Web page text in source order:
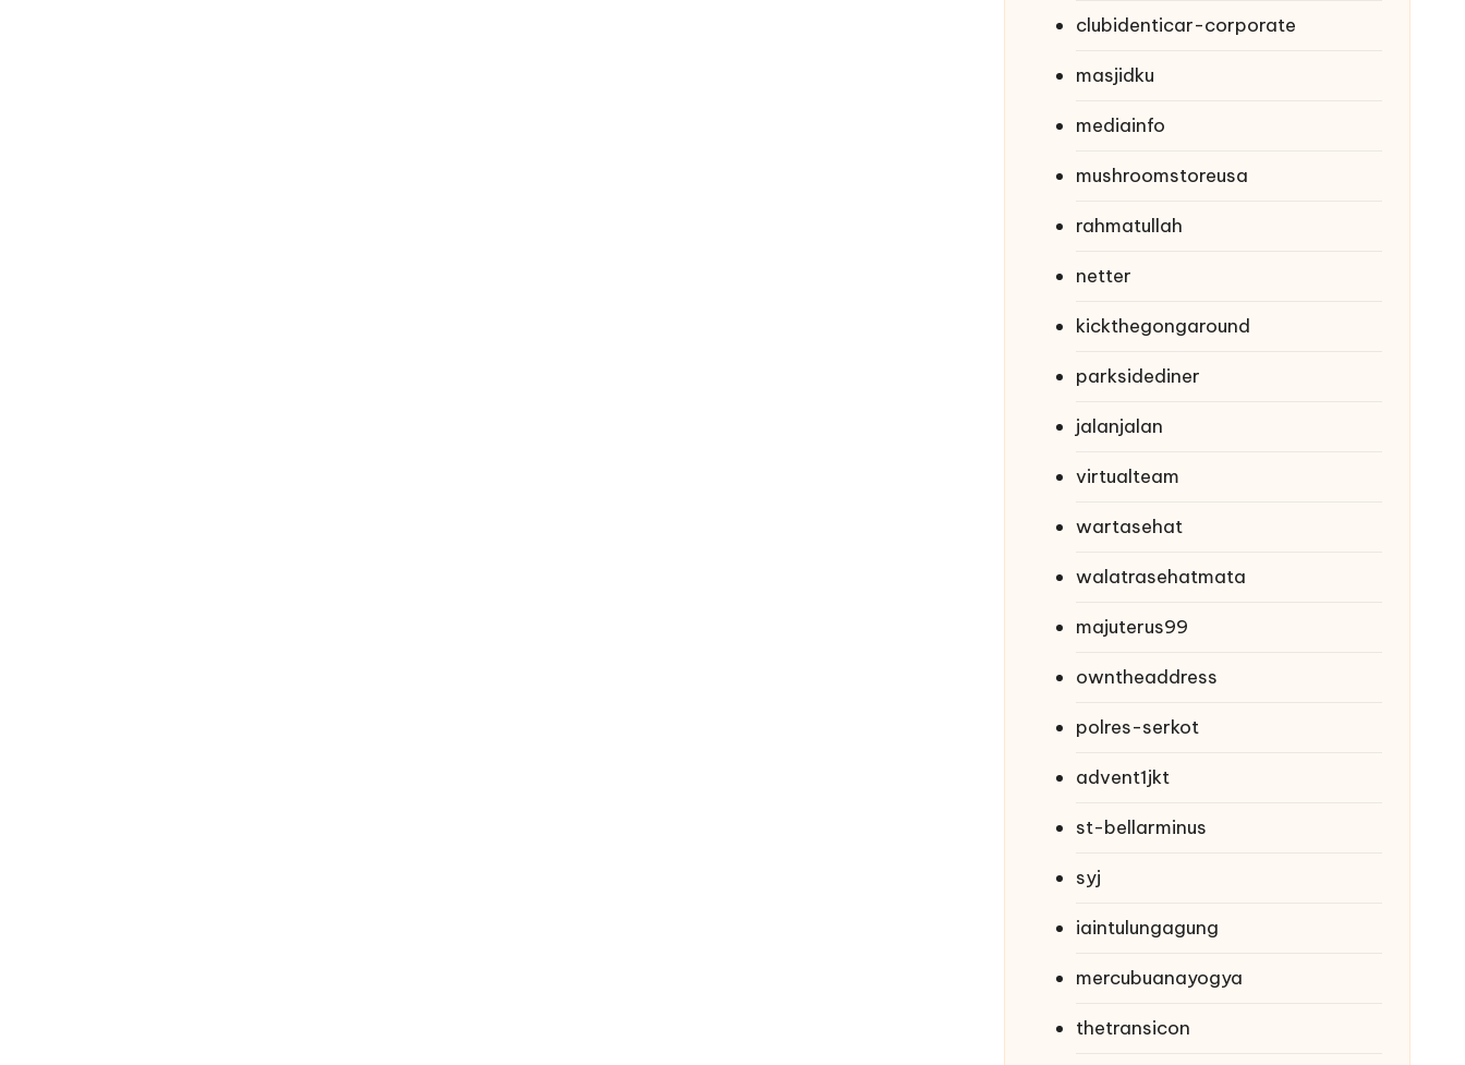
clubidenticar-corporate
masjidku
mediainfo
mushroomstoreusa
rahmatullah
netter
kickthegongaround
parksidediner
jalanjalan
virtualteam
wartasehat
walatrasehatmata
majuterus99
owntheaddress
polres-serkot
advent1jkt
st-bellarminus
syj
iaintulungagung
mercubuanayogya
thetransicon